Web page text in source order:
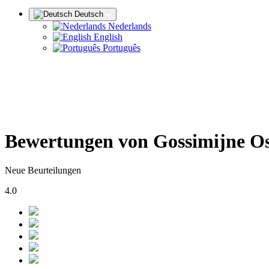
Deutsch
Nederlands
English
Português
Bewertungen von Gossimijne
Neue Beurteilungen
4.0